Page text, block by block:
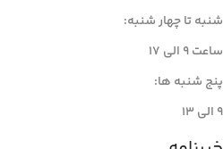
شنبه تا چهار شنبه:
ساعت 9 الی 17
پنج شنبه ها:
9 الی ۱3